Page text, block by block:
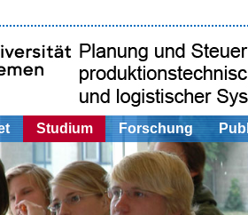
Studium Forschung